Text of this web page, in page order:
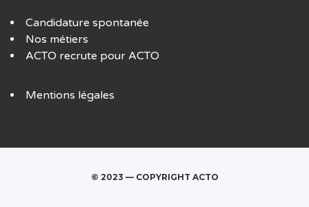
Candidature spontanée
Nos métiers
ACTO recrute pour ACTO
Mentions légales
© 2023 — COPYRIGHT ACTO